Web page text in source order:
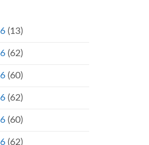
(13)
(62)
(60)
(62)
(60)
(62)